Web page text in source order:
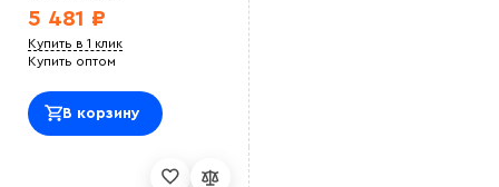
5 481 ₽
Купить в 1 клик
Купить оптом
В корзину